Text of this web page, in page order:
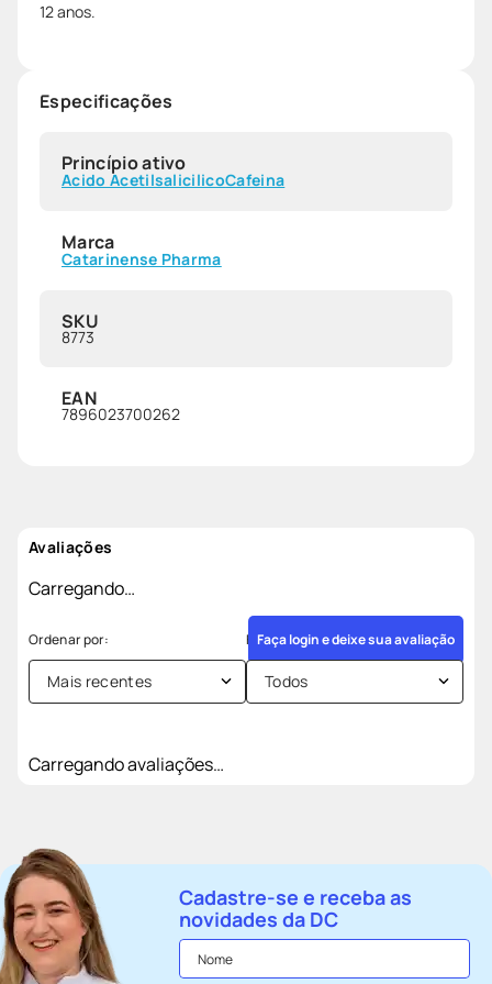
12 anos.
Especificações
Princípio ativo
Acido AcetilsalicilicoCafeina
Marca
Catarinense Pharma
SKU
8773
EAN
7896023700262
Avaliações
Carregando…
Faça login e deixe sua avaliação
Mais recentes Todos
Carregando avaliações…
Cadastre-se e receba as
novidades da DC